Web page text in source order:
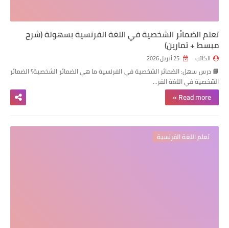
تعلم الضمائر الشخصية في اللغة الفرنسية بسهولة (شرح
مبسط + تمارين)
الكاتب
📘 درس سهل: الضمائر الشخصية في الفرنسية ما هي الضمائر الشخصية؟ الضمائر
الشخصية في اللغة الفر…
Read more »
تعلم اللغة الفرنسية